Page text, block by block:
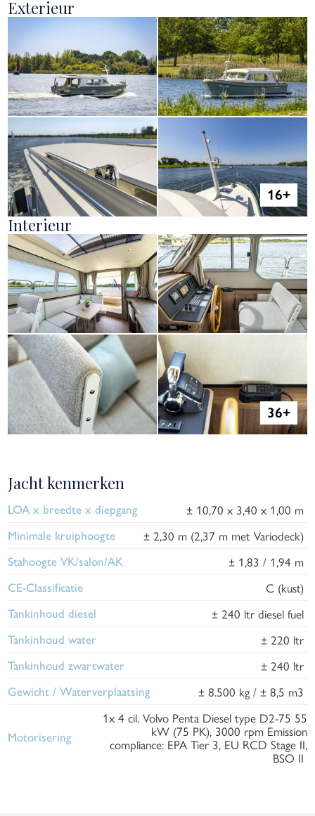
Exterieur
Interieur
Jacht kenmerken
LOA x breedte x diepgang ± 10,70 x 3,40 x 1,00 m
Minimale kruiphoogte ± 2,30 m (2,37 m met Variodeck)
Stahoogte VK/salon/AK ± 1,83 / 1,94 m
CE-Classificatie C (kust)
Tankinhoud diesel ± 240 ltr diesel fuel
Tankinhoud water ± 220 ltr
Tankinhoud zwartwater ± 240 ltr
Gewicht / Waterverplaatsing ± 8.500 kg / ± 8,5 m3
Motorisering
1x 4 cil. Volvo Penta Diesel type D2-75 55
kW (75 PK), 3000 rpm Emission
compliance: EPA Tier 3, EU RCD Stage II,
BSO II